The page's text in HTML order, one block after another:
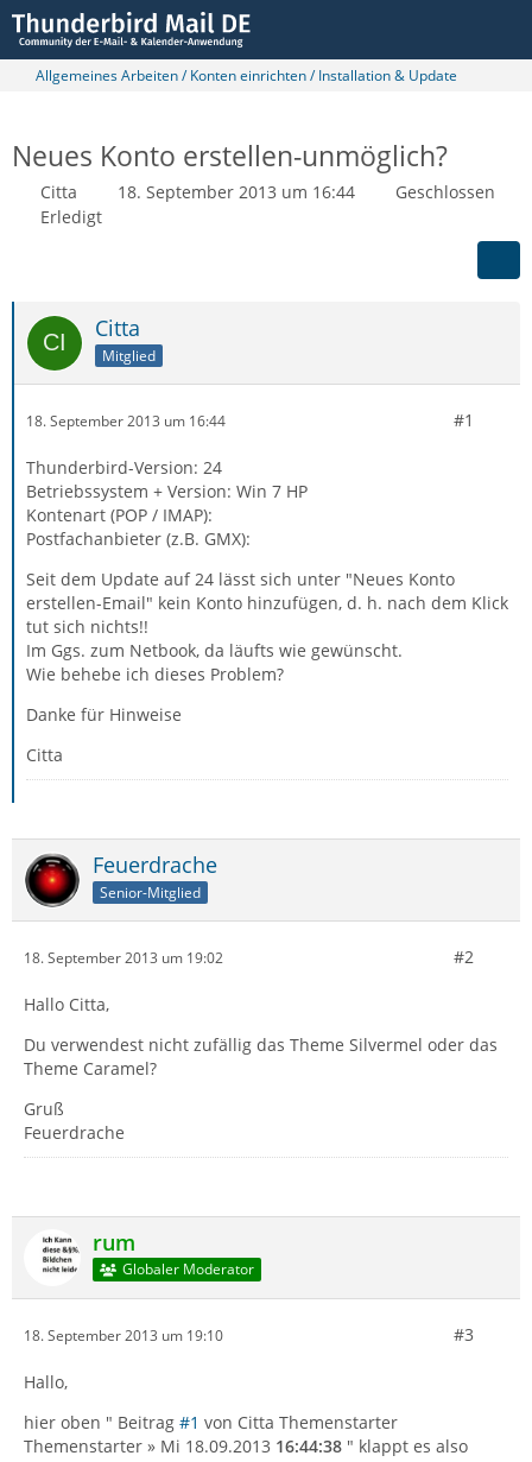
Allgemeines Arbeiten / Konten einrichten / Installation & Update
Neues Konto erstellen-unmöglich?
Citta 18. September 2013 um 16:44
Geschlossen
Erledigt
Citta
Mitglied
18. September 2013 um 16:44 #1
Thunderbird-Version: 24
Betriebssystem + Version: Win 7 HP
Kontenart (POP / IMAP):
Postfachanbieter (z.B. GMX):
Seit dem Update auf 24 lässt sich unter "Neues Konto
erstellen-Email" kein Konto hinzufügen, d. h. nach dem Klick
tut sich nichts!!
Im Ggs. zum Netbook, da läufts wie gewünscht.
Wie behebe ich dieses Problem?
Danke für Hinweise
Citta
Feuerdrache
Senior-Mitglied
18. September 2013 um 19:02 #2
Hallo Citta,
Du verwendest nicht zufällig das Theme Silvermel oder das
Theme Caramel?
Gruß
Feuerdrache
rum
Globaler Moderator
18. September 2013 um 19:10 #3
Hallo,
hier oben " Beitrag #1 von Citta Themenstarter
Themenstarter » Mi 18.09.2013 16:44:38 " klappt es also